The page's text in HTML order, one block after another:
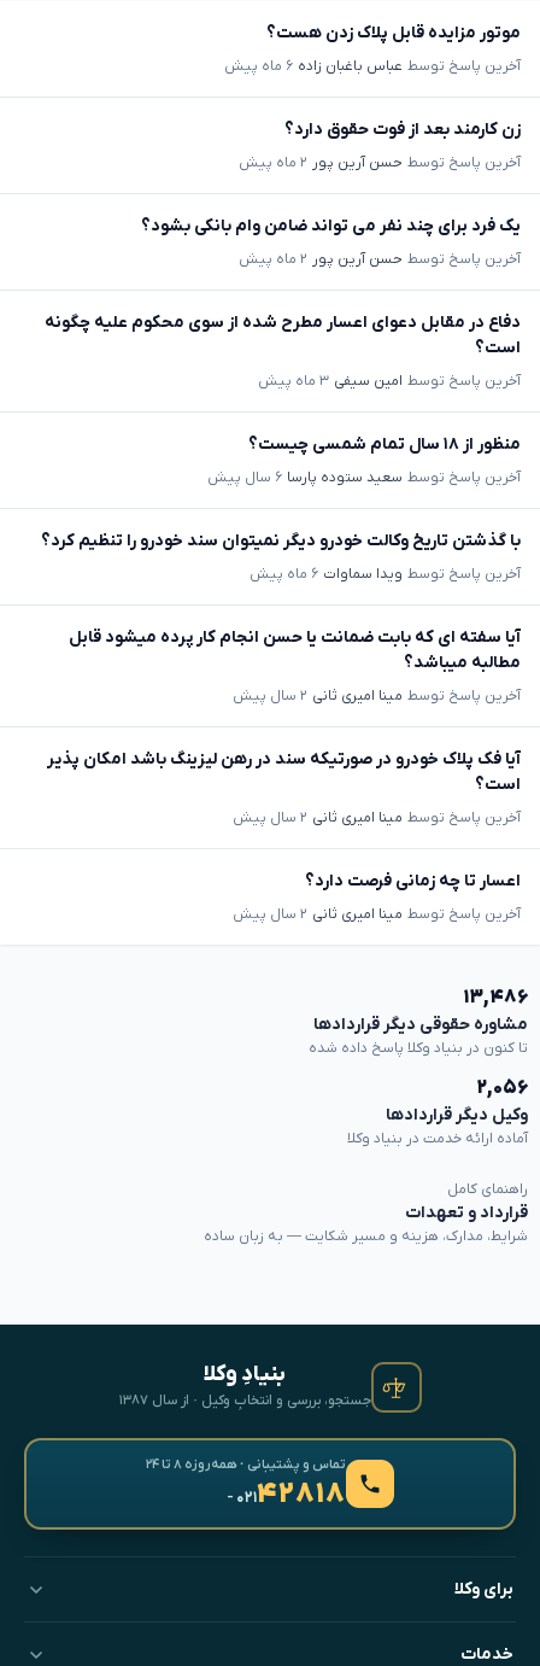
موتور مزایده قابل پلاک زدن هست؟
آخرین پاسخ توسط عباس باغبان زاده ۶ ماه پیش
زن کارمند بعد از فوت حقوق دارد؟
آخرین پاسخ توسط حسن آرین پور ۲ ماه پیش
یک فرد برای چند نفر می تواند ضامن وام بانکی بشود؟
آخرین پاسخ توسط حسن آرین پور ۲ ماه پیش
دفاع در مقابل دعوای اعسار مطرح شده از سوی محکوم علیه چگونه
است؟
آخرین پاسخ توسط امین سیفی ۳ ماه پیش
منظور از ۱۸ سال تمام شمسی چیست؟
آخرین پاسخ توسط سعید ستوده پارسا ۶ سال پیش
با گذشتن تاریخ وکالت خودرو دیگر نمیتوان سند خودرو را تنظیم کرد؟
آخرین پاسخ توسط ویدا سماوات ۶ ماه پیش
آیا سفته ای که بابت ضمانت یا حسن انجام کار پرده میشود قابل
مطالبه میباشد؟
آخرین پاسخ توسط مینا امیری ثانی ۲ سال پیش
آیا فک پلاک خودرو در صورتیکه سند در رهن لیزینگ باشد امکان پذیر
است؟
آخرین پاسخ توسط مینا امیری ثانی ۲ سال پیش
اعسار تا چه زمانی فرصت دارد؟
آخرین پاسخ توسط مینا امیری ثانی ۲ سال پیش
۱۳,۴۸۶
مشاوره حقوقی دیگر قراردادها
تا کنون در بنیاد وکلا پاسخ داده شده
۲,۰۵۶
وکیل دیگر قراردادها
آماده ارائه خدمت در بنیاد وکلا
راهنمای کامل
قرارداد و تعهدات
شرایط، مدارک، هزینه و مسیر شکایت — به زبان ساده
بنیادِ وکلا
جستجو، بررسی و انتخابِ وکیل · از سال ۱۳۸۷
تماس و پشتیبانی · همه‌روزه ۸ تا ۲۴
۴۲۸۱۸- ۰۲۱
برای وکلا
خدمات